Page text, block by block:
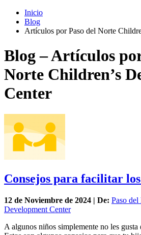
Inicio
Blog
Artículos por Paso del Norte
Blog – Artículos
Norte Children’s
Center
Consejos para facilitar
12 de Noviembre de 2024 | De: Paso del
Development Center
A algunos niños simplemente no les gusta